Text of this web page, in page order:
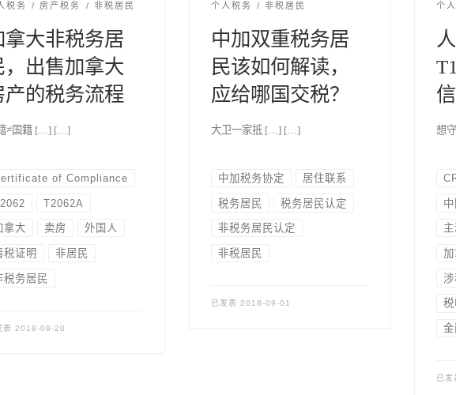
税务 房产税务 非税居民
拿大非税务居
，出售加拿大
产的税务流程
≠国籍 […] […]
of Compliance
T2062A
拿大 卖房 外国人
税证明 非居民
税务居民
表 2018-09-20
个人税务 非税居民
中加双重税务居
民该如何解读，
应给哪国交税？
大卫一家抵 […] […]
中加税务协定 居住联系
税务居民 税务居民认定
非税务居民认定
非税居民
已发表 2018-09-01
个
想
中
涉
金
已发